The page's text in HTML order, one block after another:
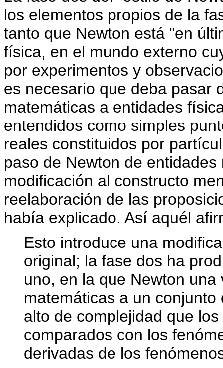
los elementos propios de la
tanto que Newton está "en
física, en el mundo externo
por experimentos y
es necesario que deba pasar
matemáticas a entidades
entendidos como simples
reales constituidos por
paso de Newton de
modificación al constructo
reelaboración de las
había explicado. Así aquél
Esto introduce una
original; la fase dos ha
uno, en la que Newton
matemáticas a un
alto de complejidad que
comparados con los
derivadas de los